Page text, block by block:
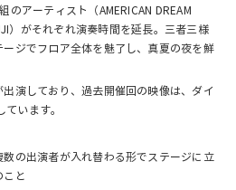
のアーティスト（AMERICAN DREAM
）がそれぞれ演奏時間を延長。三者三様
ジでフロア全体を魅了し、真夏の夜を鮮
演しており、過去開催回の映像は、ダイ
います。
の出演者が入れ替わる形でステージに立
こと